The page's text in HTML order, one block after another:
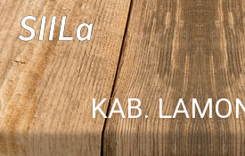
KAB.